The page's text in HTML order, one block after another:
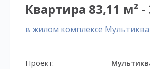
Квартира 83,11 м² -
в жилом комплексе
Проект: